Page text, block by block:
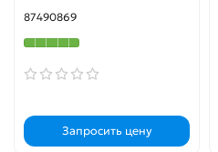
87490869
Запросить цену